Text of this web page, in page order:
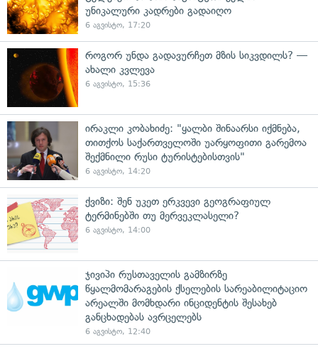
უნიკალური კადრები გადაიღო
6 აგვისტო, 17:20
როგორ უნდა გადავურჩეთ მზის სიკვდილს? —
ახალი კვლევა
6 აგვისტო, 15:36
ირაკლი კობახიძე: "ყალბი შინაარსი იქმნება,
თითქოს საქართველოში უარყოფითი გარემოა
შექმნილი რუსი ტურისტებისთვის"
6 აგვისტო, 14:20
ქვიზი: შენ უკეთ ერკვევი გეოგრაფიულ
ტერმინებში თუ მერვეკლასელი?
6 აგვისტო, 14:00
ჯივიპი რუსთაველის გამზირზე
წყალმომარაგების ქსელების სარეაბილიტაციო
არეალში მომხდარი ინციდენტის შესახებ
განცხადებას ავრცელებს
6 აგვისტო, 12:40